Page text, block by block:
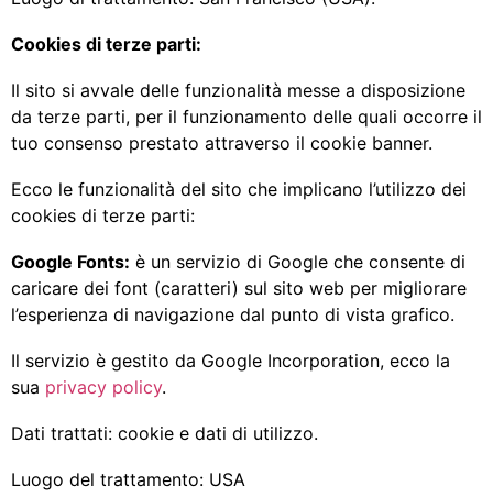
Cookies di terze parti:
Il sito si avvale delle funzionalità messe a disposizione
da terze parti, per il funzionamento delle quali occorre il
tuo consenso prestato attraverso il cookie banner.
Ecco le funzionalità del sito che implicano l’utilizzo dei
cookies di terze parti:
Google Fonts: è un servizio di Google che consente di
caricare dei font (caratteri) sul sito web per migliorare
l’esperienza di navigazione dal punto di vista grafico.
Il servizio è gestito da Google Incorporation, ecco la
sua privacy policy.
Dati trattati: cookie e dati di utilizzo.
Luogo del trattamento: USA